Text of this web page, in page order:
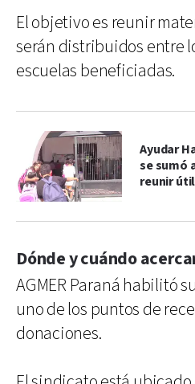
El objetivo es reunir
serán distribuidos entre
escuelas beneficiadas.
Ayudar
se sumó
reunir
Dónde y cuándo
AGMER Paraná habilitó
uno de los puntos de
donaciones.